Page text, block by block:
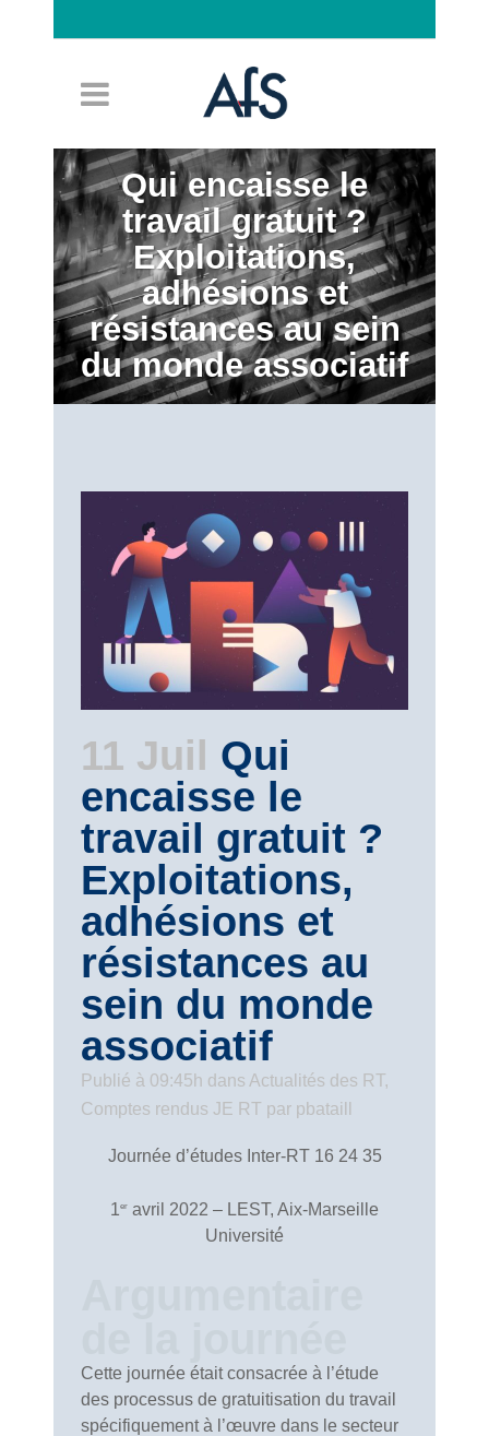
Qui encaisse le
travail gratuit ?
Exploitations,
adhésions et
résistances au sein
du monde associatif
11 Juil Qui
encaisse le
travail gratuit ?
Exploitations,
adhésions et
résistances au
sein du monde
associatif
Publié à 09:45h dans Actualités des RT,
Comptes rendus JE RT par pbataill
Journée d’études Inter-RT 16 24 35
1er avril 2022 – LEST, Aix-Marseille
Université́
Cette journée était consacrée à l’étude
des processus de gratuitisation du travail
spécifiquement à l’œuvre dans le secteur